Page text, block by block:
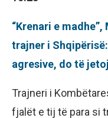
“Krenari e
trajner i
agresive, do të
Trajneri i
fjalët e tij të para si